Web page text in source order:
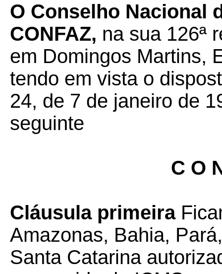
O Conselho Nacional
CONFAZ, na sua 126ª
em Domingos Martins,
tendo em vista o
24, de 7 de janeiro de
seguinte
C O
Cláusula primeira
Amazonas, Bahia,
Santa Catarina